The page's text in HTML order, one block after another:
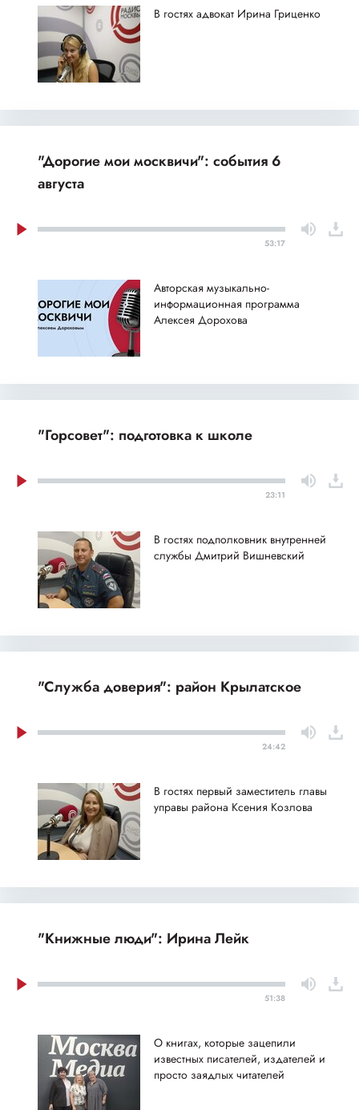
В гостях адвокат Ирина Гриценко
"Дорогие мои москвичи": события 6
августа
53:17
Авторская музыкально-
информационная программа
Алексея Дорохова
"Горсовет": подготовка к школе
23:11
В гостях подполковник внутренней
службы Дмитрий Вишневский
"Служба доверия": район Крылатское
24:42
В гостях первый заместитель главы
управы района Ксения Козлова
"Книжные люди": Ирина Лейк
51:38
О книгах, которые зацепили
известных писателей, издателей и
просто заядлых читателей